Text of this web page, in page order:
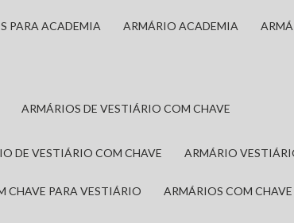
PARA ACADEMIA ARMÁRIO ACADEMIA
ARMÁRIOS DE VESTIÁRIO COM CHAVE
DE VESTIÁRIO COM CHAVE ARMÁRIO
CHAVE PARA VESTIÁRIO ARMÁRIOS COM